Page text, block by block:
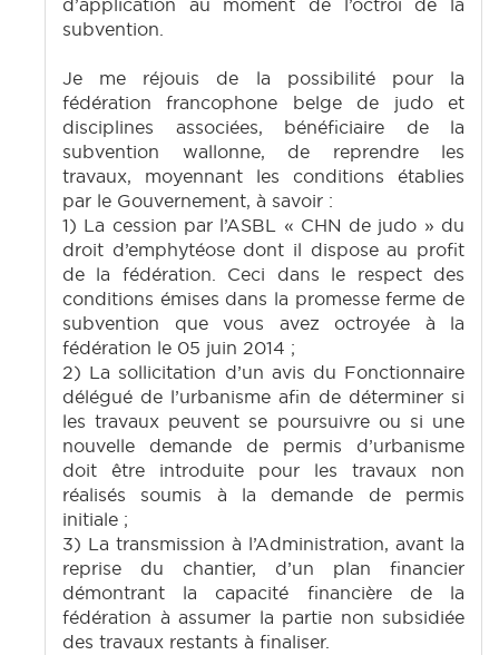
d’application au moment de l’octroi de la
subvention.
Je me réjouis de la possibilité pour la
fédération francophone belge de judo et
disciplines associées, bénéficiaire de la
subvention wallonne, de reprendre les
travaux, moyennant les conditions établies
par le Gouvernement, à savoir :
1) La cession par l’ASBL « CHN de judo » du
droit d’emphytéose dont il dispose au profit
de la fédération. Ceci dans le respect des
conditions émises dans la promesse ferme de
subvention que vous avez octroyée à la
fédération le 05 juin 2014 ;
2) La sollicitation d’un avis du Fonctionnaire
délégué de l’urbanisme afin de déterminer si
les travaux peuvent se poursuivre ou si une
nouvelle demande de permis d’urbanisme
doit être introduite pour les travaux non
réalisés soumis à la demande de permis
initiale ;
3) La transmission à l’Administration, avant la
reprise du chantier, d’un plan financier
démontrant la capacité financière de la
fédération à assumer la partie non subsidiée
des travaux restants à finaliser.